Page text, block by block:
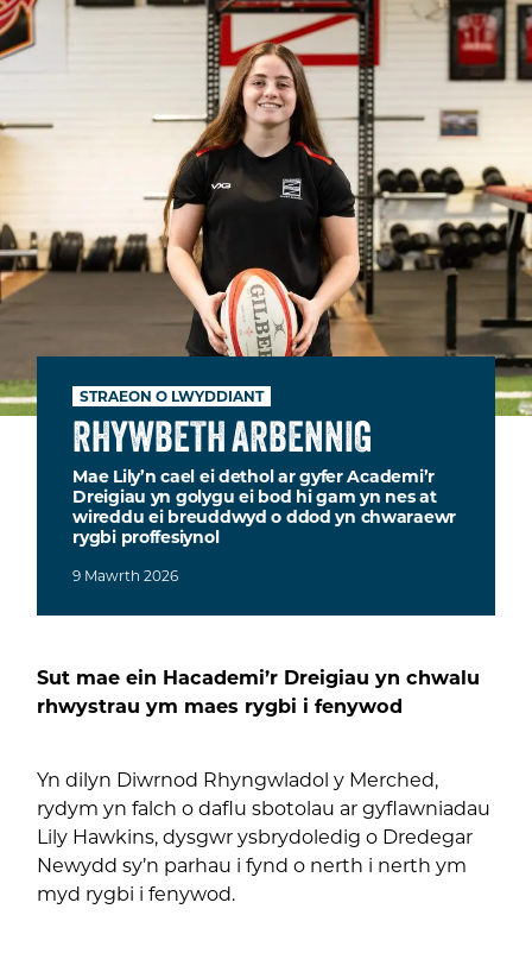
STRAEON O LWYDDIANT
RHYWBETH ARBENNIG
Mae Lily’n cael ei dethol ar gyfer Academi’r
Dreigiau yn golygu ei bod hi gam yn nes at
wireddu ei breuddwyd o ddod yn chwaraewr
rygbi proffesiynol
9 Mawrth 2026
Sut mae ein Hacademi’r Dreigiau yn chwalu
rhwystrau ym maes rygbi i fenywod
Yn dilyn Diwrnod Rhyngwladol y Merched,
rydym yn falch o daflu sbotolau ar gyflawniadau
Lily Hawkins, dysgwr ysbrydoledig o Dredegar
Newydd sy’n parhau i fynd o nerth i nerth ym
myd rygbi i fenywod.